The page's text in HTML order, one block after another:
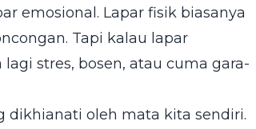
emosional. Lapar fisik biasanya
Tapi kalau lapar
stres, bosen, atau cuma gara-
dikhianati oleh mata kita sendiri.